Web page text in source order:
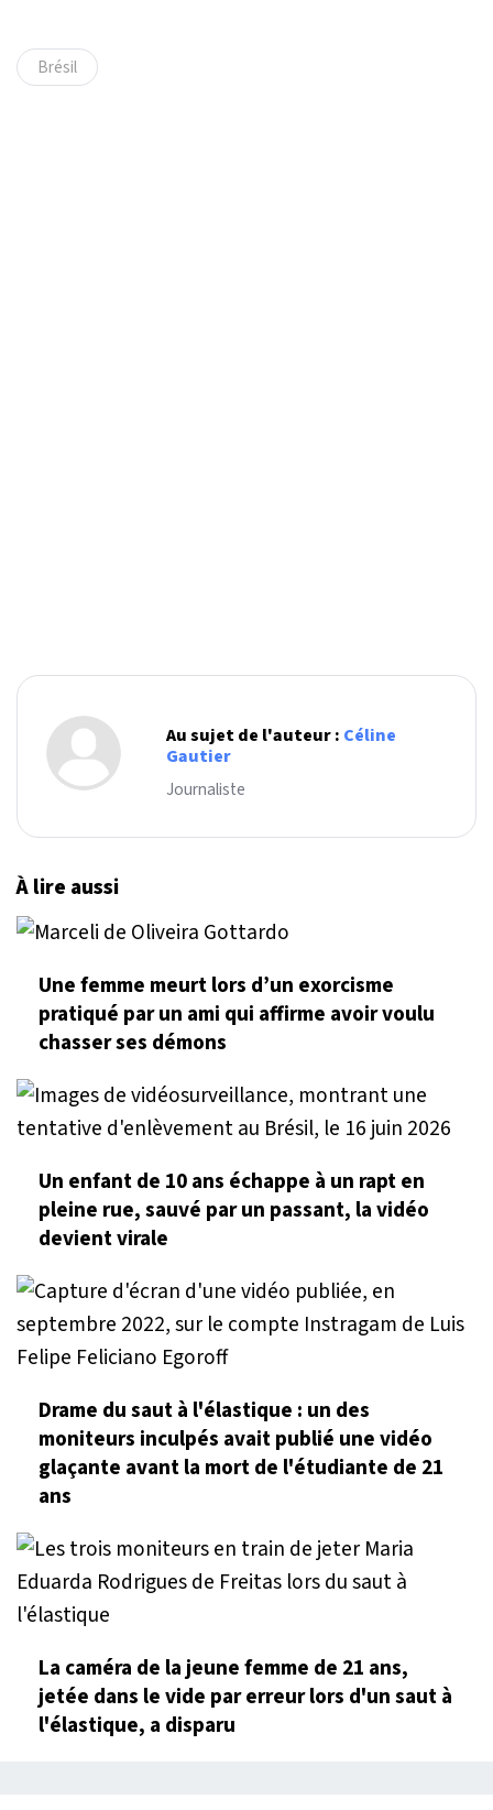
Brésil
Au sujet de l'auteur : Céline
Gautier
Journaliste
À lire aussi
Une femme meurt lors d’un exorcisme
pratiqué par un ami qui affirme avoir voulu
chasser ses démons
Un enfant de 10 ans échappe à un rapt en
pleine rue, sauvé par un passant, la vidéo
devient virale
Drame du saut à l'élastique : un des
moniteurs inculpés avait publié une vidéo
glaçante avant la mort de l'étudiante de 21
ans
La caméra de la jeune femme de 21 ans,
jetée dans le vide par erreur lors d'un saut à
l'élastique, a disparu